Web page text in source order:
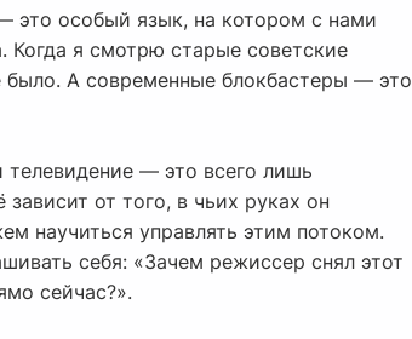
это особый язык, на котором с нами
я смотрю старые советские
А современные блокбастеры — это
— это всего лишь
от того, в чьих руках он
научиться управлять этим потоком.
себя: «Зачем режиссер снял этот
сейчас?».